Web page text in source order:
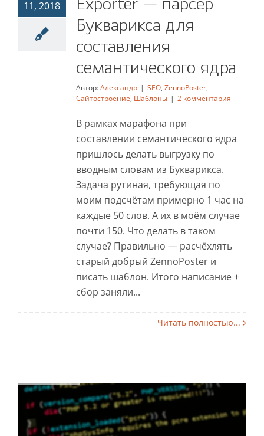
составления
семантического ядра
11, 2018
Exporter — парсер
Букварикса для
составления
семантического ядра
Автор:Александр | SEO, ZennoPoster,
Сайтостроение, Шаблоны | 2 комментария
В рамках марафона при
составлении семантического ядра
пришлось делать выгрузку по
вводным словам из Букварикса.
Задача рутиная, требующая по
моим подсчётам примерно 1 час на
каждые 50 слов. А их в моём случае
почти 150. Что делать в таком
случае? Правильно — расчёхлять
старый добрый ZennoPoster и
писать шаблон. Итого написание +
сбор заняли...
Читать полностью...